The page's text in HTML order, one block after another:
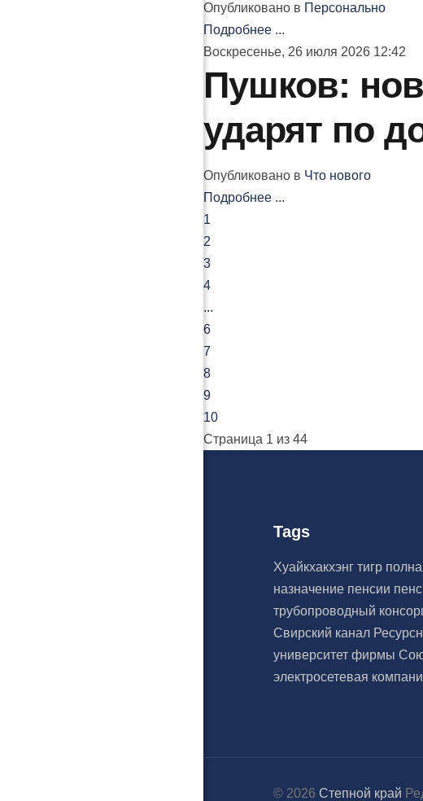
Опубликовано в Персонально
Подробнее ...
Воскресенье, 26 июля 2026 12:42
Пушков:
ударят по
Опубликовано в Что нового
Подробнее ...
1
2
3
4
...
6
7
8
9
10
Страница 1 из 44
Tags
Хуайкхакхэнгтигр
назначение пенсии
трубопроводный
Свирский канал
университетфирмы
электросетевая
© 2026Степной край